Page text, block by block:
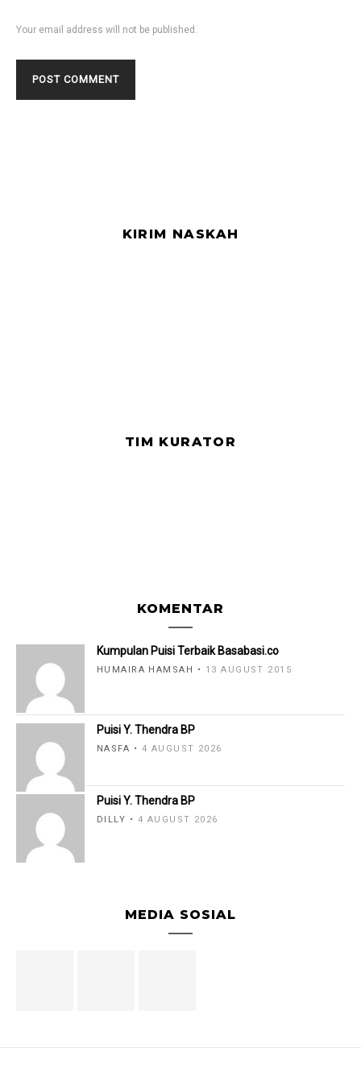
Your email address will not be published.
KIRIM NASKAH
TIM KURATOR
KOMENTAR
Kumpulan Puisi Terbaik Basabasi.co
HUMAIRA HAMSAH 13 AUGUST 2015
Puisi Y. Thendra BP
NASFA 4 AUGUST 2026
Puisi Y. Thendra BP
DILLY 4 AUGUST 2026
MEDIA SOSIAL